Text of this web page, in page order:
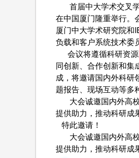
首届中大学术交叉学
在中国厦门隆重举行。
厦门中大学术研究院和
负载和客户系统技术委
会议将遵循科研资源
同创新、合作创新和集
成，将邀请国内外科研
题报告、现场互动等多
大会诚邀国内外高校
提供助力，推动科研成
特此邀请！
大会诚邀国内外高校
提供助力，推动科研成